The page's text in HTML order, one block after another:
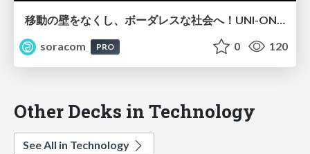
移動の壁をなくし、ボーダレスな社会へ！UNI-ONE開発秘話と実践【SORACOM Discovery 2026】
soracom
PRO 0 120
Other Decks in Technology
See All in Technology